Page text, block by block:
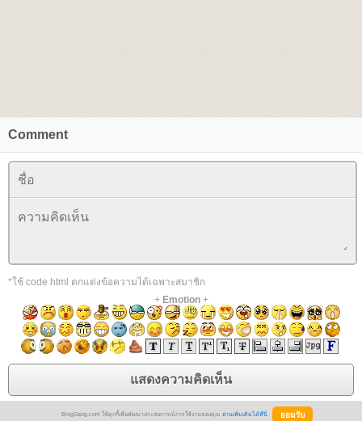
Comment
*ใช้ code html ตกแต่งข้อความได้เฉพาะสมาชิก
+ Emotion+
BlogGang.com ใช้คุกกี้เพื่อพัฒนาประสบการณ์การใช้งานของคุณ อ่านเพิ่มเติมได้ที่นี่